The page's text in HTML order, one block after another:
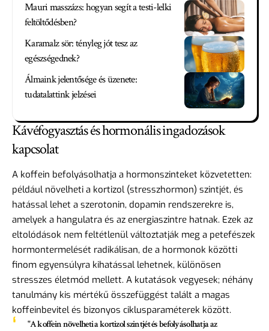
Mauri masszázs: hogyan segít a testi-lelki
feltöltődésben?
Karamalz sör: tényleg jót tesz az
egészségednek?
Álmaink jelentősége és üzenete:
tudatalattink jelzései
Kávéfogyasztás és hormonális ingadozások
kapcsolat
A koffein befolyásolhatja a hormonszinteket közvetetten:
például növelheti a kortizol (stresszhormon) szintjét, és
hatással lehet a szerotonin, dopamin rendszerekre is,
amelyek a hangulatra és az energiaszintre hatnak. Ezek az
eltolódások nem feltétlenül változtatják meg a petefészek
hormontermelését radikálisan, de a hormonok közötti
finom egyensúlyra kihatással lehetnek, különösen
stresszes életmód mellett. A kutatások vegyesek; néhány
tanulmány kis mértékű összefüggést talált a magas
koffeinbevitel és bizonyos ciklusparaméterek között.
"A koffein növelheti a kortizol szintjét és befolyásolhatja az